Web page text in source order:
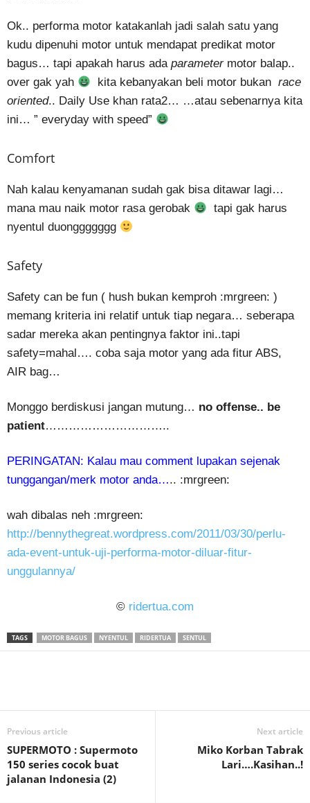
Ok.. performa motor katakanlah jadi salah satu yang
kudu dipenuhi motor untuk mendapat predikat motor
bagus… tapi apakah harus ada parametermotor balap..
over gak yah
kita kebanyakan beli motor bukanrace
oriented.. Daily Use khan rata2… …atau sebenarnya kita
ini… ” everyday with speed”
Comfort
Nah kalau kenyamanan sudah gak bisa ditawar lagi…
mana mau naik motor rasa gerobak
tapi gak harus
nyentul duonggggggg
Safety
Safety can be fun ( hush bukan kemproh :mrgreen: )
memang kriteria ini relatif untuk tiap negara… seberapa
sadar mereka akan pentingnya faktor ini..tapi
safety=mahal…. coba saja motor yang ada fitur ABS,
AIR bag…
Monggo berdiskusi jangan mutung… no offense.. be
patient…………………………..
PERINGATAN: Kalau mau comment lupakan sejenak
tunggangan/merk motor anda….. :mrgreen:
wah dibalas neh :mrgreen:
http://bennythegreat.wordpress.com/2011/03/30/perlu-
ada-event-untuk-uji-performa-motor-diluar-fitur-
unggulannya/
© ridertua.com
TAGS MOTOR BAGUS NYENTUL RIDERTUA SENTUL
Previous article
SUPERMOTO : Supermoto
150 series cocok buat
jalanan Indonesia (2)
Next article
Miko Korban Tabrak
Lari….Kasihan..!